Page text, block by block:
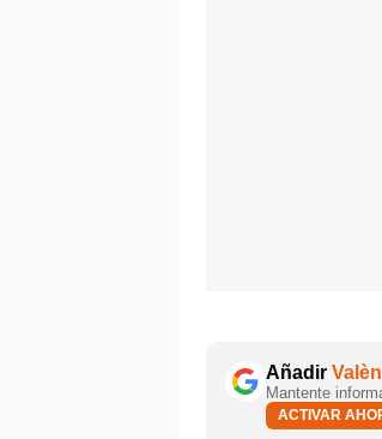
Añadir
Mantente
ACTIVAR